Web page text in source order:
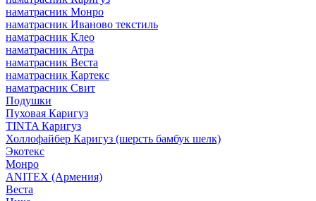
наматрасник Монро
наматрасник Иваново текстиль
наматрасник Клео
наматрасник Атра
наматрасник Веста
наматрасник Картекс
наматрасник Свит
Подушки
Пуховая Каригуз
TINTA Каригуз
Холлофайбер Каригуз (шерсть бамбук шелк)
Экотекс
Монро
ANITEX (Армения)
Веста